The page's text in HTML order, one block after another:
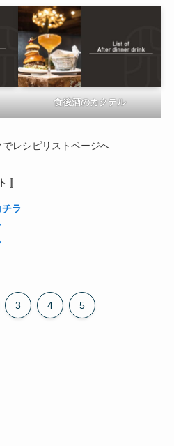
食後酒のカクテル
レシピリストページへ
〛
チラ
3 4 5